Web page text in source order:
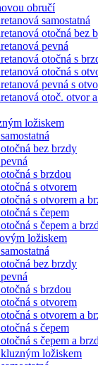
obručí
samostatná
otočná bez
pevná
otočná s
otočná s
pevná s
otoč. otvor
ložiskem
bez brzdy
s brzdou
s otvorem
s otvorem a
s čepem
s čepem a
ložiskem
bez brzdy
s brzdou
s otvorem
s otvorem a
s čepem
s čepem a
ložiskem